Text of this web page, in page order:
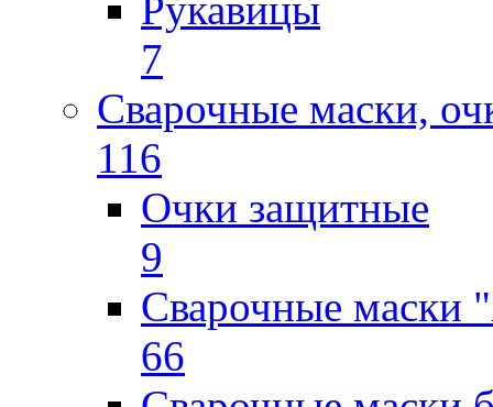
7
Сварочные маски,
116
Очки защитные
9
Сварочные маски
66